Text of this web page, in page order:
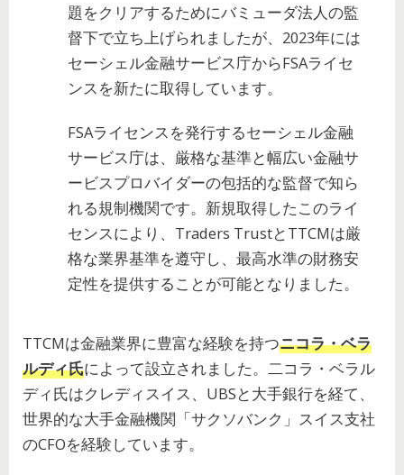
題をクリアするためにバミューダ法人の監
督下で立ち上げられましたが、2023年には
セーシェル金融サービス庁からFSAライセ
ンスを新たに取得しています。
FSAライセンスを発行するセーシェル金融
サービス庁は、厳格な基準と幅広い金融サ
ービスプロバイダーの包括的な監督で知ら
れる規制機関です。新規取得したこのライ
センスにより、Traders TrustとTTCMは厳
格な業界基準を遵守し、最高水準の財務安
定性を提供することが可能となりました。
TTCMは金融業界に豊富な経験を持つニコラ・ベラ
ルディ氏によって設立されました。二コラ・ベラル
ディ氏はクレディスイス、UBSと大手銀行を経て、
世界的な大手金融機関「サクソバンク」スイス支社
のCFOを経験しています。